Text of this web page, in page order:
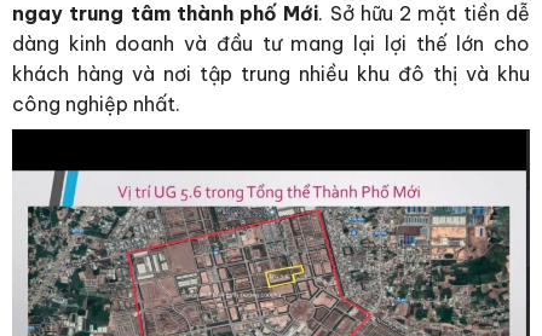
ngay trung tâm thành phố Mới. Sở hữu 2 mặt tiền dễ
dàng kinh doanh và đầu tư mang lại lợi thế lớn cho
khách hàng và nơi tập trung nhiều khu đô thị và khu
công nghiệp nhất.